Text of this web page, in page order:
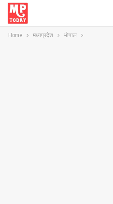
Home मध्यप्रदेश भोपाल